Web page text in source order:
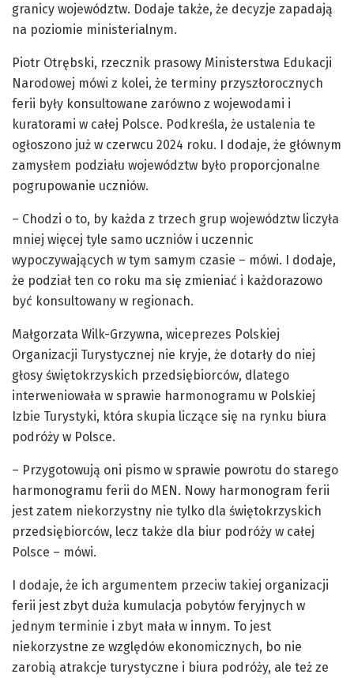
granicy województw. Dodaje także, że decyzje zapadają
na poziomie ministerialnym.
Piotr Otrębski, rzecznik prasowy Ministerstwa Edukacji
Narodowej mówi z kolei, że terminy przyszłorocznych
ferii były konsultowane zarówno z wojewodami i
kuratorami w całej Polsce. Podkreśla, że ustalenia te
ogłoszono już w czerwcu 2024 roku. I dodaje, że głównym
zamysłem podziału województw było proporcjonalne
pogrupowanie uczniów.
– Chodzi o to, by każda z trzech grup województw liczyła
mniej więcej tyle samo uczniów i uczennic
wypoczywających w tym samym czasie – mówi. I dodaje,
że podział ten co roku ma się zmieniać i każdorazowo
być konsultowany w regionach.
Małgorzata Wilk-Grzywna, wiceprezes Polskiej
Organizacji Turystycznej nie kryje, że dotarły do niej
głosy świętokrzyskich przedsiębiorców, dlatego
interweniowała w sprawie harmonogramu w Polskiej
Izbie Turystyki, która skupia liczące się na rynku biura
podróży w Polsce.
– Przygotowują oni pismo w sprawie powrotu do starego
harmonogramu ferii do MEN. Nowy harmonogram ferii
jest zatem niekorzystny nie tylko dla świętokrzyskich
przedsiębiorców, lecz także dla biur podróży w całej
Polsce – mówi.
I dodaje, że ich argumentem przeciw takiej organizacji
ferii jest zbyt duża kumulacja pobytów feryjnych w
jednym terminie i zbyt mała w innym. To jest
niekorzystne ze względów ekonomicznych, bo nie
zarobią atrakcje turystyczne i biura podróży, ale też ze